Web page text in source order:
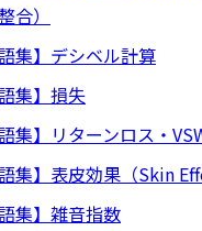
合）
集】デシベル計算
集】損失
集】リターンロス・
語集】表皮効果（Skin
集】雑音指数